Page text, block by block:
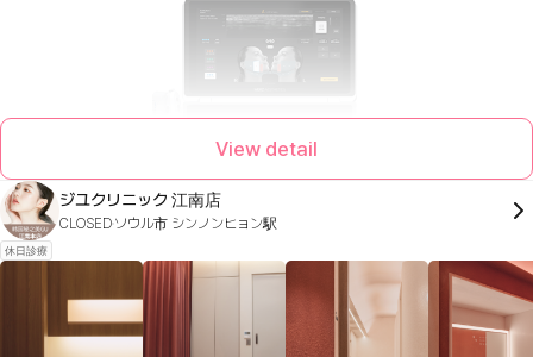
View detail
ジユクリニック 江南店
CLOSED ソウル市 シンノンヒョン駅
休日診療